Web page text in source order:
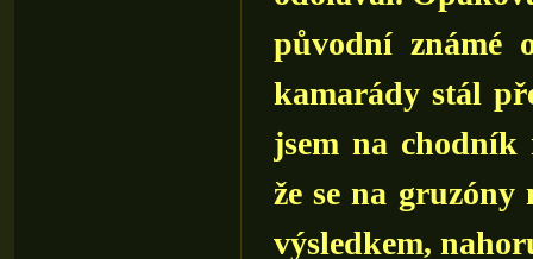
původní známé
kamarády stál
jsem na chodník
že se na
výsledkem,